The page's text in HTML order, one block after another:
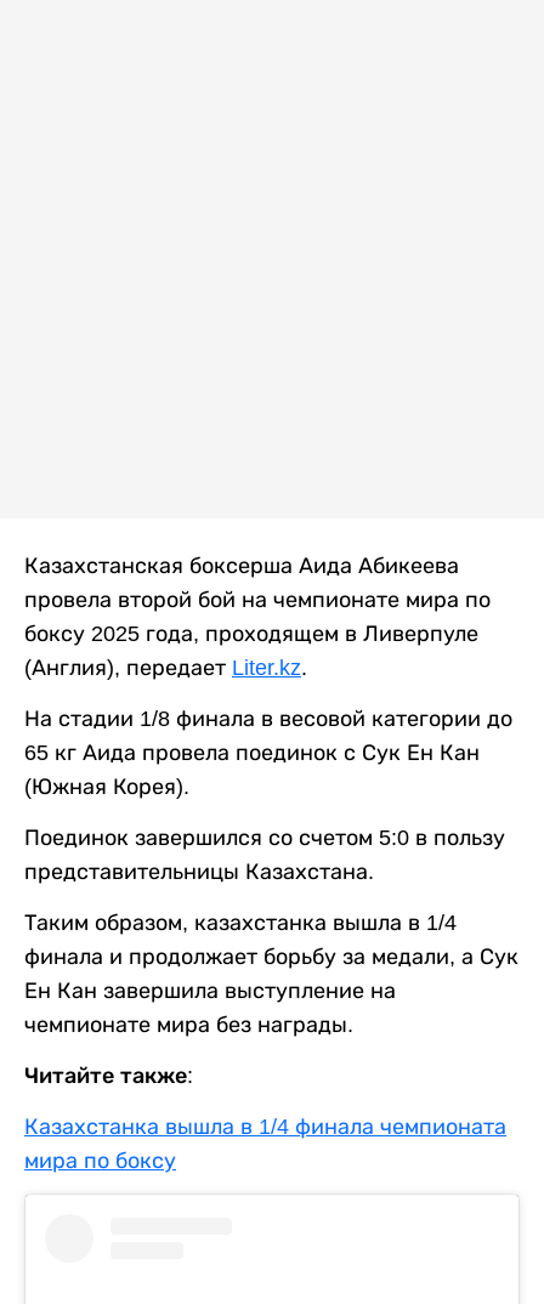
Казахстанская боксерша Аида Абикеева
провела второй бой на чемпионате мира по
боксу 2025 года, проходящем в Ливерпуле
(Англия), передает Liter.kz.
На стадии 1/8 финала в весовой категории до
65 кг Аида провела поединок с Сук Ен Кан
(Южная Корея).
Поединок завершился со счетом 5:0 в пользу
представительницы Казахстана.
Таким образом, казахстанка вышла в 1/4
финала и продолжает борьбу за медали, а Сук
Ен Кан завершила выступление на
чемпионате мира без награды.
Читайте также:
Казахстанка вышла в 1/4 финала чемпионата
мира по боксу